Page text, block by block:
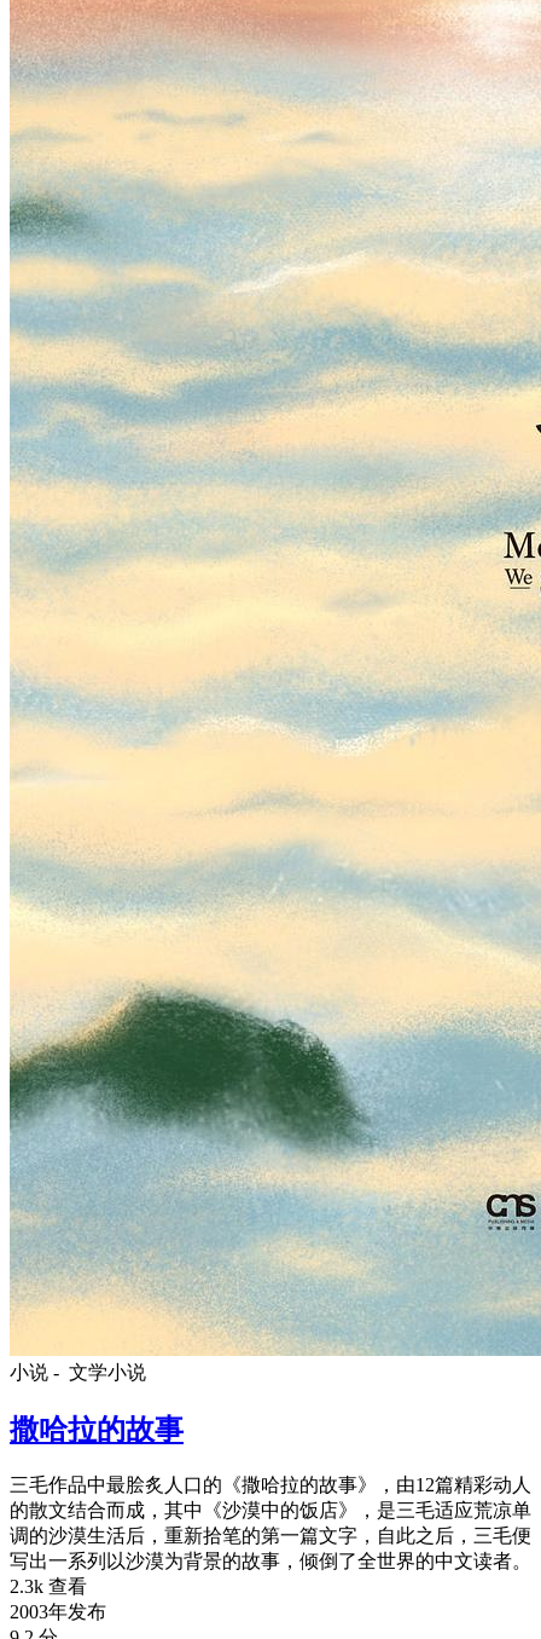
小说 - 文学小说
撒哈拉的故事
三毛作品中最脍炙人口的《撒哈拉的故事》，由12篇精彩动人
的散文结合而成，其中《沙漠中的饭店》，是三毛适应荒凉单
调的沙漠生活后，重新拾笔的第一篇文字，自此之后，三毛便
写出一系列以沙漠为背景的故事，倾倒了全世界的中文读者。
2.3k 查看
2003年发布